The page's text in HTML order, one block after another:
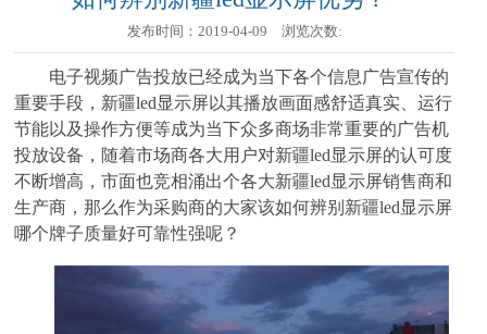
发布时间： 2019-04-09 浏览次数:
电子视频广告投放已经成为当下各个信息广告宣传的
重要手段，新疆led显示屏以其播放画面感舒适真实、运行
节能以及操作方便等成为当下众多商场非常重要的广告机
投放设备，随着市场商各大用户对新疆led显示屏的认可度
不断增高，市面也竞相涌出个各大新疆led显示屏销售商和
生产商，那么作为采购商的大家该如何辨别新疆led显示屏
哪个牌子质量好可靠性强呢？